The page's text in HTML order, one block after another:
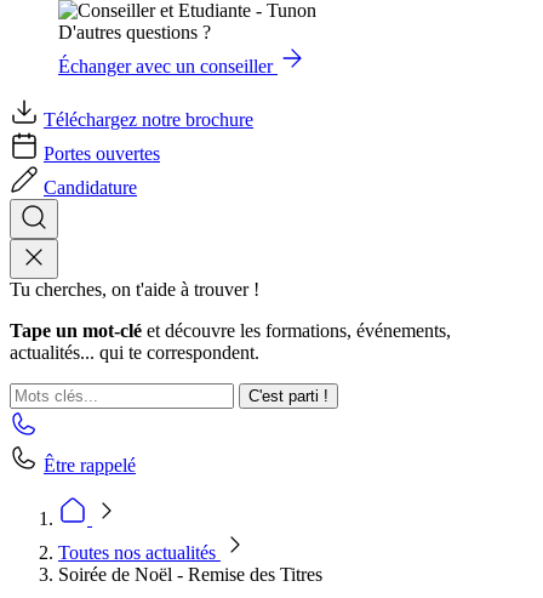
D'autres questions ?
Échanger avec un conseiller
Téléchargez notre brochure
Portes ouvertes
Candidature
Tu cherches, on t'aide à trouver !
Tape un mot-clé et découvre les formations, événements,
actualités... qui te correspondent.
C'est parti !
Être rappelé
Toutes nos actualités
Soirée de Noël - Remise des Titres